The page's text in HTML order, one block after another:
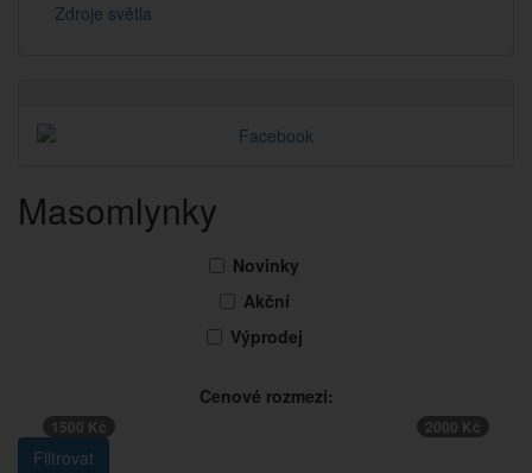
Zdroje světla
Masomlynky
Novinky
Akční
Výprodej
Cenové rozmezí:
1500 Kč 2000 Kč